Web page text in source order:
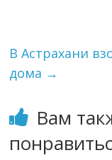
В Астрахани
дома →
Вам